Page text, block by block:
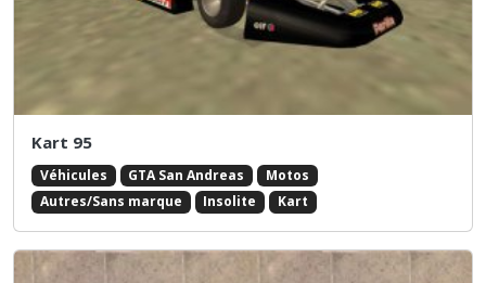
Kart 95
Véhicules GTA San Andreas
Motos
Autres/Sans marque
Insolite Kart